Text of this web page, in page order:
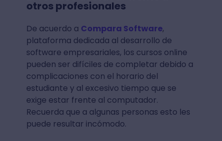
otros profesionales
De acuerdo a Compara Software,
plataforma dedicada al desarrollo de
software empresariales, los cursos online
pueden ser difíciles de completar debido a
complicaciones con el horario del
estudiante y al excesivo tiempo que se
exige estar frente al computador.
Recuerda que a algunas personas esto les
puede resultar incómodo.